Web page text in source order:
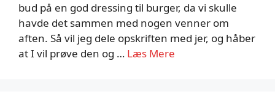
bud på en god dressing til burger, da vi skulle
havde det sammen med nogen venner om
aften. Så vil jeg dele opskriften med jer, og håber
at I vil prøve den og … Læs Mere